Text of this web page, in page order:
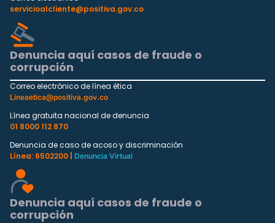
servicioalcliente@positiva.gov.co
Denuncia aquí casos de fraude o
corrupción
Correo electrónico de línea ética
Lineaetica@positiva.gov.co
Línea gratuita nacional de denuncia
01 8000 112 870
Denuncia de caso de acoso y discriminación
Línea: 6502200 |
Denuncia Virtual
Denuncia aquí casos de fraude o
corrupción